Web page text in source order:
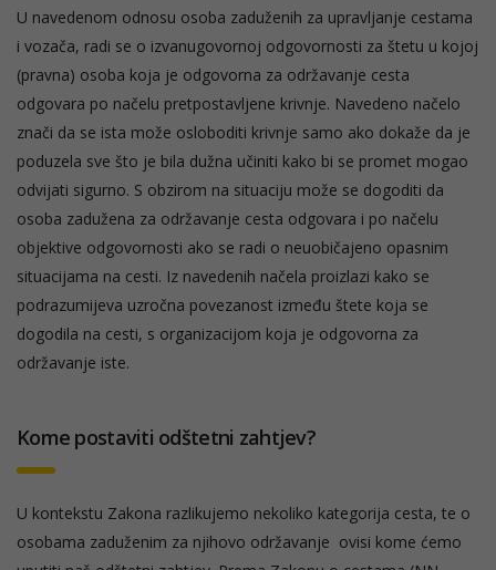
U navedenom odnosu osoba zaduženih za upravljanje cestama
i vozača, radi se o izvanugovornoj odgovornosti za štetu u kojoj
(pravna) osoba koja je odgovorna za održavanje cesta
odgovara po načelu pretpostavljene krivnje. Navedeno načelo
znači da se ista može osloboditi krivnje samo ako dokaže da je
poduzela sve što je bila dužna učiniti kako bi se promet mogao
odvijati sigurno. S obzirom na situaciju može se dogoditi da
osoba zadužena za održavanje cesta odgovara i po načelu
objektive odgovornosti ako se radi o neuobičajeno opasnim
situacijama na cesti. Iz navedenih načela proizlazi kako se
podrazumijeva uzročna povezanost između štete koja se
dogodila na cesti, s organizacijom koja je odgovorna za
održavanje iste.
Kome postaviti odštetni zahtjev?
U kontekstu Zakona razlikujemo nekoliko kategorija cesta, te o
osobama zaduženim za njihovo održavanje ovisi kome ćemo